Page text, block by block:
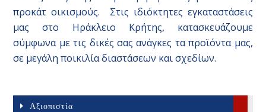
προκάτ οικισμούς. Στις ιδιόκτητες εγκαταστάσεις
μας στο Ηράκλειο Κρήτης, κατασκευάζουμε
σύμφωνα με τις δικές σας ανάγκες τα προϊόντα μας,
σε μεγάλη ποικιλία διαστάσεων και σχεδίων.
Αξιοπιστία